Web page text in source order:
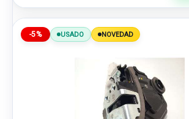
-5% USADO NOVEDAD